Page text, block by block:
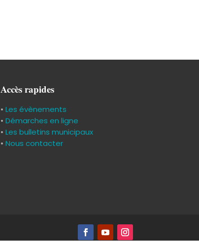
Accès rapides
• Les évènements
• Démarches en ligne
• Les bulletins municipaux
• Nous contacter